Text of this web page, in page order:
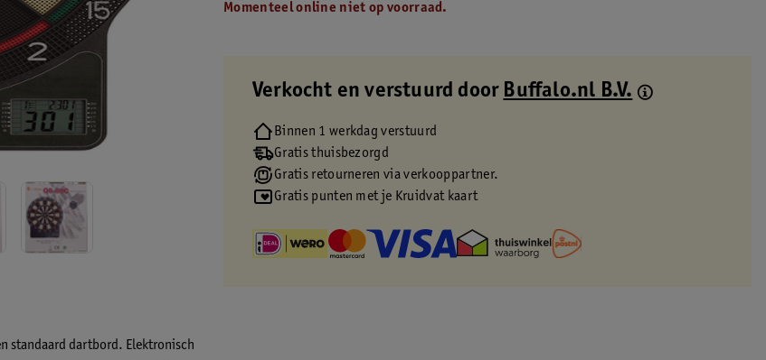
standaard dartbord. Elektronisch
Momenteel online niet op voorraad.
Verkocht en verstuurd door Buffalo.nl B.V.
Binnen 1 werkdag verstuurd
Gratis thuisbezorgd
Gratis retourneren via verkooppartner.
Gratis punten met je Kruidvat kaart